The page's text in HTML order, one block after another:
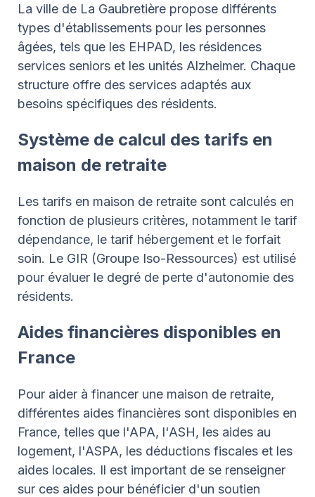
La ville de La Gaubretière propose différents
types d'établissements pour les personnes
âgées, tels que les EHPAD, les résidences
services seniors et les unités Alzheimer. Chaque
structure offre des services adaptés aux
besoins spécifiques des résidents.
Système de calcul des tarifs en
maison de retraite
Les tarifs en maison de retraite sont calculés en
fonction de plusieurs critères, notamment le tarif
dépendance, le tarif hébergement et le forfait
soin. Le GIR (Groupe Iso-Ressources) est utilisé
pour évaluer le degré de perte d'autonomie des
résidents.
Aides financières disponibles en
France
Pour aider à financer une maison de retraite,
différentes aides financières sont disponibles en
France, telles que l'APA, l'ASH, les aides au
logement, l'ASPA, les déductions fiscales et les
aides locales. Il est important de se renseigner
sur ces aides pour bénéficier d'un soutien